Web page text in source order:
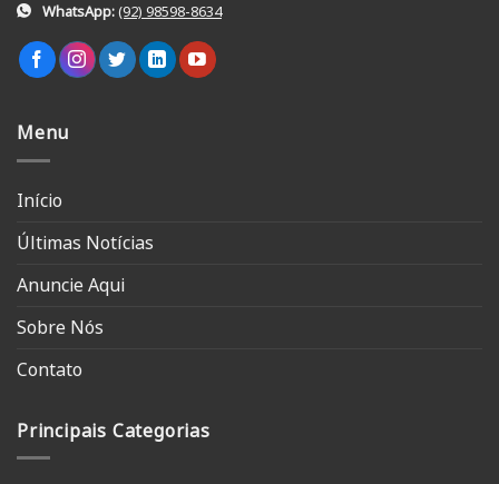
WhatsApp:(92) 98598-8634
Menu
Início
Últimas Notícias
Anuncie Aqui
Sobre Nós
Contato
Principais Categorias